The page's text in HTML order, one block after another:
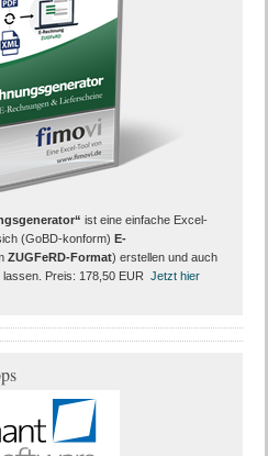
ist eine einfache Excel-
(GoBD-konform) E-
ZUGFeRD-Format) erstellen und auch
Preis: 178,50 EUR Jetzt hier